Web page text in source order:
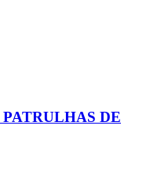
DE